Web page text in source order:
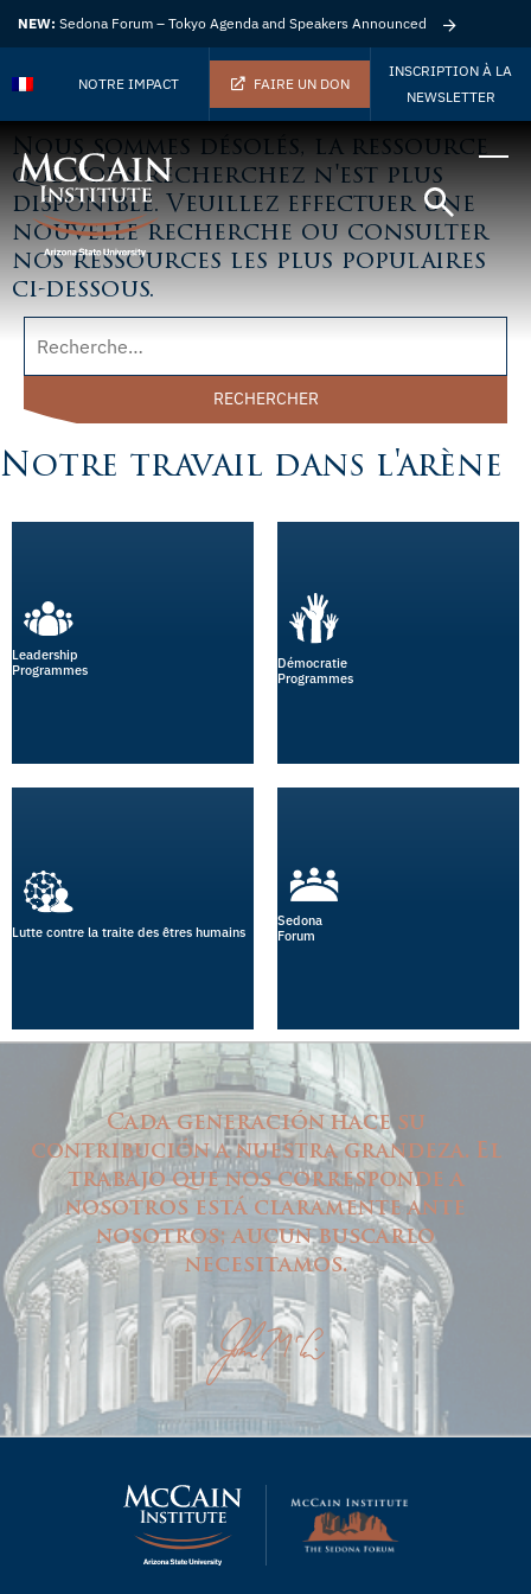
NEW: Sedona Forum – Tokyo Agenda and Speakers Announced
NOTRE IMPACT FAIRE UN DON
INSCRIPTION À LA
NEWSLETTER
Nous sommes désolés, la ressource
que vous recherchez n'est plus
disponible. Veuillez effectuer une
nouvelle recherche ou consulter
nos ressources les plus populaires
ci-dessous.
RECHERCHER
Notre travail dans l'arène
Leadership
Programmes
Démocratie
Programmes
Lutte contre la traite des êtres humains
Sedona
Forum
Cada generación hace su
contribución a nuestra grandeza. El
trabajo que nos corresponde a
nosotros está claramente ante
nosotros; aucun buscarlo
necesitamos.